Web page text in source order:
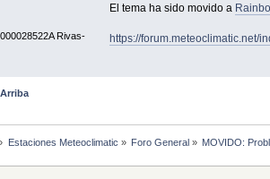
Rivas-
El tema ha sido movido a
https://forum.meteoclimatic.net/
Estaciones Meteoclimatic » Foro General» MOVIDO: